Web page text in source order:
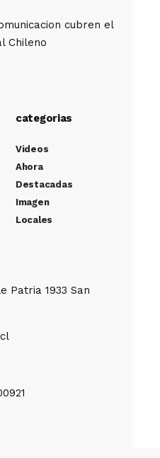
cubren el
Chileno
categorias
Videos
Ahora
Destacadas
Imagen
Locales
Patria 1933 San